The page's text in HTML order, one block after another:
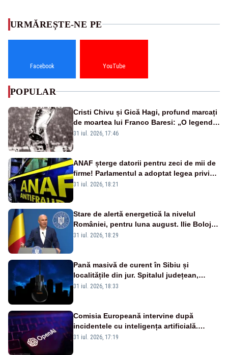
URMĂREȘTE-NE PE
Facebook YouTube
POPULAR
Cristi Chivu și Gică Hagi, profund marcați
de moartea lui Franco Baresi: „O legendă
a fotbalului mondial”
31 iul. 2026, 17:46
ANAF șterge datorii pentru zeci de mii de
firme! Parlamentul a adoptat legea privind
amnistia fiscală
31 iul. 2026, 18:21
Stare de alertă energetică la nivelul
României, pentru luna august. Ilie Bolojan
a anunțat importuri și posibile restricții –
31 iul. 2026, 18:29
Pană masivă de curent în Sibiu și
localitățile din jur. Spitalul județean,
semafoarele, rețelele de telefonie, grav
31 iul. 2026, 18:33
Comisia Europeană intervine după
incidentele cu inteligența artificială.
OpenAI și Anthropic, vizate
31 iul. 2026, 17:19